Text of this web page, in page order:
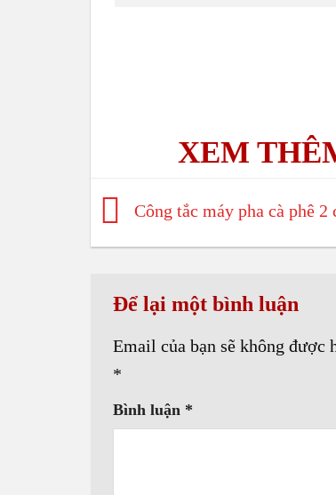
Công tắc máy pha cà phê 2
Để lại một bình luận
Email của bạn sẽ không được
*
Bình luận *